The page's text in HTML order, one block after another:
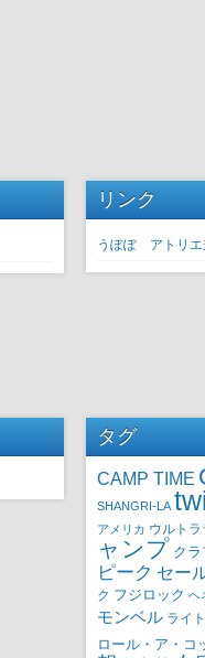
リンク
うぽぽ アトリエ
タグ
CAMP TIME
SHANGRI-LA
アメリカ ウルト
ャンプ ク
ピーク セー
ク フジロック ヘ
モンベル ライト
ロール・ア・コ